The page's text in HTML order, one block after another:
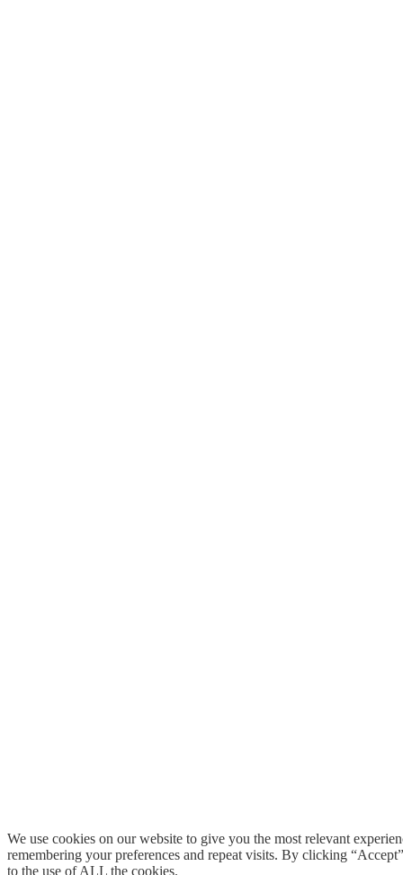
We use cookies on our website to give you the most relevant
remembering your preferences and repeat visits. By clicking
to the use of ALL the cookies.